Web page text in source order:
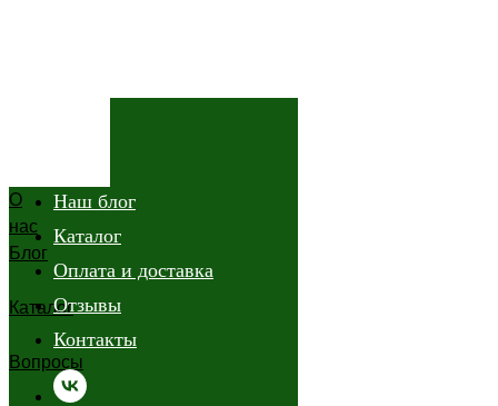
О
нас
Блог
Каталог
Вопросы
Наш блог
Каталог
Оплата и доставка
Отзывы
Контакты